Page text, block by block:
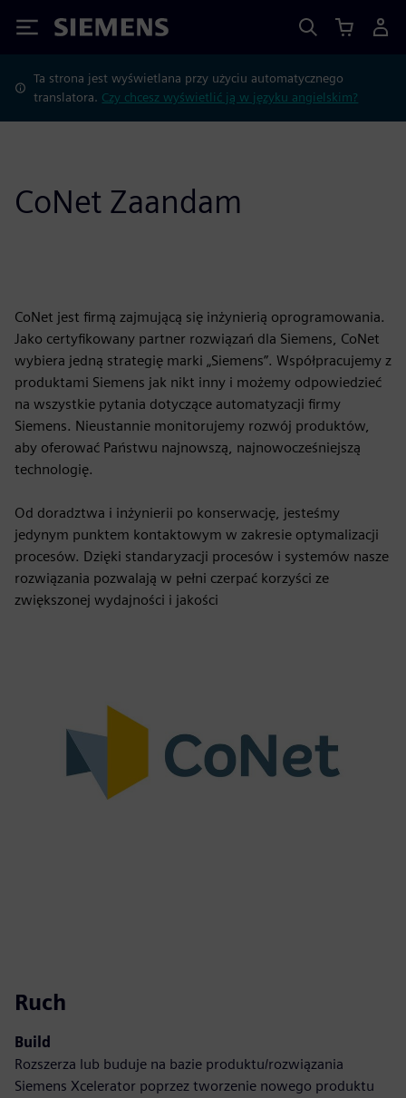
Siemens
Ta strona jest wyświetlana przy użyciu automatycznego
translatora. Czy chcesz wyświetlić ją w języku angielskim?
CoNet Zaandam
CoNet jest firmą zajmującą się inżynierią oprogramowania.
Jako certyfikowany partner rozwiązań dla Siemens, CoNet
wybiera jedną strategię marki „Siemens”. Współpracujemy z
produktami Siemens jak nikt inny i możemy odpowiedzieć
na wszystkie pytania dotyczące automatyzacji firmy
Siemens. Nieustannie monitorujemy rozwój produktów,
aby oferować Państwu najnowszą, najnowocześniejszą
technologię.
Od doradztwa i inżynierii po konserwację, jesteśmy
jedynym punktem kontaktowym w zakresie optymalizacji
procesów. Dzięki standaryzacji procesów i systemów nasze
rozwiązania pozwalają w pełni czerpać korzyści ze
zwiększonej wydajności i jakości
Ruch
Build
Rozszerza lub buduje na bazie produktu/rozwiązania
Siemens Xcelerator poprzez tworzenie nowego produktu